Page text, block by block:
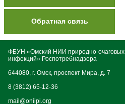
Обратная связь
ФБУН «Омский НИИ природно-очаговых
инфекций» Роспотребнадзора
644080, г. Омск, проспект Мира, д. 7
8 (3812) 65-12-36
mail@oniipi.org